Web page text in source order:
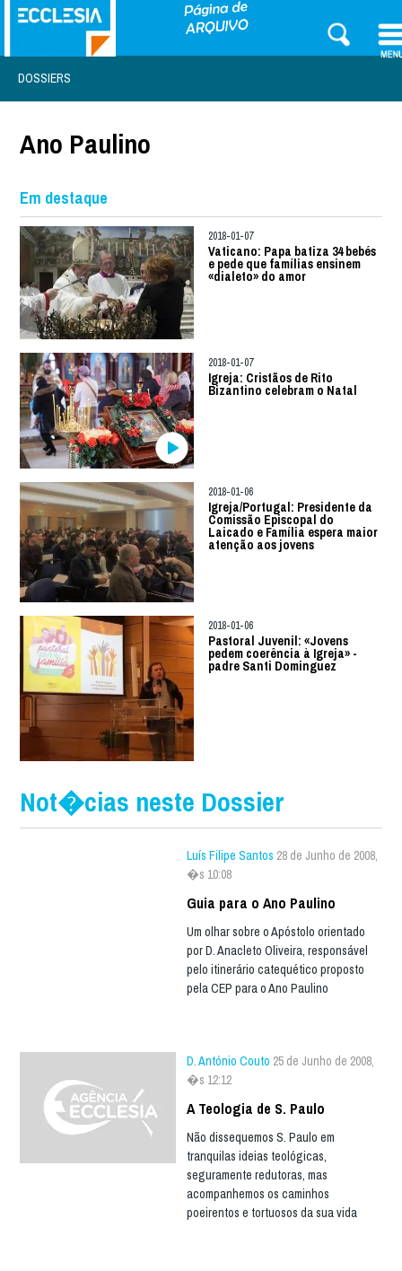
DOSSIERS
Ano Paulino
Em destaque
2018-01-07
Vaticano: Papa batiza 34 bebés
e pede que famílias ensinem
«dialeto» do amor
2018-01-07
Igreja: Cristãos de Rito
Bizantino celebram o Natal
2018-01-06
Igreja/Portugal: Presidente da
Comissão Episcopal do
Laicado e Família espera maior
atenção aos jovens
2018-01-06
Pastoral Juvenil: «Jovens
pedem coerência à Igreja» -
padre Santi Dominguez
Not�cias neste Dossier
Luís Filipe Santos 28 de Junho de 2008,
�s 10:08
Guia para o Ano Paulino
Um olhar sobre o Apóstolo orientado
por D. Anacleto Oliveira, responsável
pelo itinerário catequético proposto
pela CEP para o Ano Paulino
D. António Couto 25 de Junho de 2008,
�s 12:12
A Teologia de S. Paulo
Não dissequemos S. Paulo em
tranquilas ideias teológicas,
seguramente redutoras, mas
acompanhemos os caminhos
poeirentos e tortuosos da sua vida